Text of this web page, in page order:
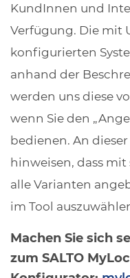
KundInnen und
Verfügung. Die mit
konfigurierten
anhand der
werden uns diese
wenn Sie den
bedienen. An
hinweisen, dass
alle Varianten
im Tool
Machen Sie sich
zum SALTO